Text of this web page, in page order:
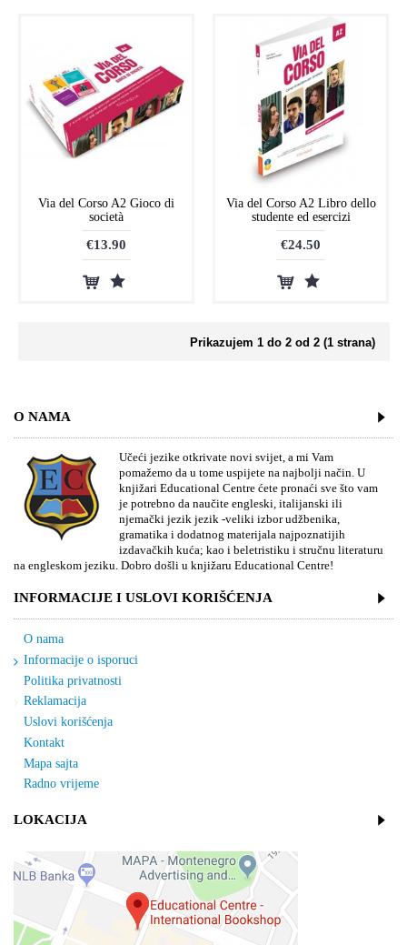
Via del Corso A2 Gioco di
società
€13.90
Via del Corso A2 Libro dello
studente ed esercizi
€24.50
Prikazujem 1 do 2 od 2 (1 strana)
O NAMA
Učeći jezike otkrivate novi svijet, a mi Vam
pomažemo da u tome uspijete na najbolji način. U
knjižari Educational Centre ćete pronaći sve što vam
je potrebno da naučite engleski, italijanski ili
njemački jezik jezik -veliki izbor udžbenika,
gramatika i dodatnog materijala najpoznatijih
izdavačkih kuća; kao i beletristiku i stručnu literaturu
na engleskom jeziku. Dobro došli u knjižaru Educational Centre!
INFORMACIJE I USLOVI KORIŠĆENJA
O nama
Informacije o isporuci
Politika privatnosti
Reklamacija
Uslovi korišćenja
Kontakt
Mapa sajta
Radno vrijeme
LOKACIJA